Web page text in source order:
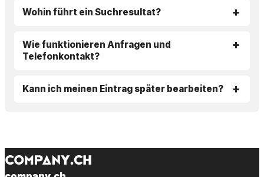
Wohin führt ein Suchresultat?
Wie funktionieren Anfragen und
Telefonkontakt?
Kann ich meinen Eintrag später bearbeiten?